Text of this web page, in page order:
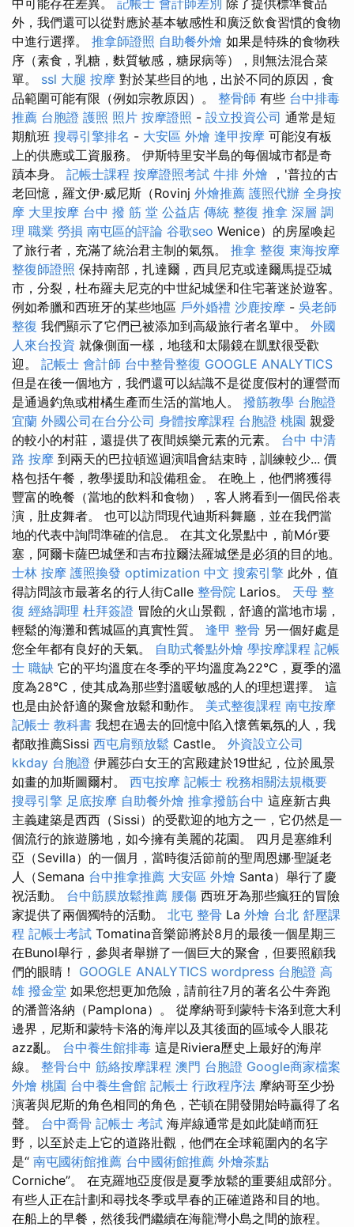
中可能存在差異。 記帳士 會計師差別 除了提供標準食品
外，我們還可以從對應於基本敏感性和廣泛飲食習慣的食物
中進行選擇。 推拿師證照 自助餐外燴 如果是特殊的食物秩
序（素食，乳糖，麩質敏感，糖尿病等），則無法混合菜
單。 ssl 大腿 按摩 對於某些目的地，出於不同的原因，食
品範圍可能有限（例如宗教原因）。 整骨師 有些 台中排毒
推薦 台胞證 護照 照片 按摩證照 - 設立投資公司 通常是短
期航班 搜尋引擎排名 - 大安區 外燴 逢甲按摩 可能沒有板
上的供應或工資服務。 伊斯特里安半島的每個城市都是奇
蹟本身。 記帳士課程 按摩證照考試 牛排 外燴 ，'普拉的古
老回憶，羅文伊·威尼斯（Rovinj 外燴推薦 護照代辦 全身按
摩 大里按摩 台中 撥 筋 堂 公益店 傳統 整復 推拿 深層 調
理 職業 勞損 南屯區的評論 谷歌seo Wenice）的房屋喚起
了旅行者，充滿了統治君主制的氣氛。 推拿 整復 東海按摩
整復師證照 保持南部，扎達爾，西貝尼克或達爾馬提亞城
市，分裂，杜布羅夫尼克的中世紀城堡和住宅著迷於遊客。
例如希臘和西班牙的某些地區 戶外婚禮 沙鹿按摩 - 吳老師
整復 我們顯示了它們已被添加到高級旅行者名單中。 外國
人來台投資 就像側面一樣，地毯和太陽鏡在凱默很受歡
迎。 記帳士 會計師 台中整骨整復 GOOGLE ANALYTICS
但是在後一個地方，我們還可以結識不是從度假村的運營而
是通過釣魚或柑橘生產而生活的當地人。 撥筋教學 台胞證
宜蘭 外國公司在台分公司 身體按摩課程 台胞證 桃園 親愛
的較小的村莊，還提供了夜間娛樂元素的元素。 台中 中清
路 按摩 到兩天的巴拉頓巡迴演唱會結束時，訓練較少... 價
格包括午餐，教學援助和設備租金。 在晚上，他們將獲得
豐富的晚餐（當地的飲料和食物），客人將看到一個民俗表
演，肚皮舞者。 也可以訪問現代迪斯科舞廳，並在我們當
地的代表中詢問準確的信息。 在其文化景點中，前Mór要
塞，阿爾卡薩巴城堡和吉布拉爾法羅城堡是必須的目的地。
士林 按摩 護照換發 optimization 中文 搜索引擎 此外，值
得訪問該市最著名的行人街Calle 整骨院 Larios。 天母 整
復 經絡調理 杜拜簽證 冒險的火山景觀，舒適的當地市場，
輕鬆的海灘和舊城區的真實性質。 逢甲 整骨 另一個好處是
您全年都有良好的天氣。 自助式餐點外燴 學按摩課程 記帳
士 職缺 它的平均溫度在冬季的平均溫度為22°C，夏季的溫
度為28°C，使其成為那些對溫暖敏感的人的理想選擇。 這
也是由於舒適的聚會放鬆和動作。 美式整復課程 南屯按摩
記帳士 教科書 我想在過去的回憶中陷入懷舊氣氛的人，我
都敢推薦Sissi 西屯肩頸放鬆 Castle。 外資設立公司
kkday 台胞證 伊麗莎白女王的宮殿建於19世紀，位於風景
如畫的加斯圖爾村。 西屯按摩 記帳士 稅務相關法規概要
搜尋引擎 足底按摩 自助餐外燴 推拿撥筋台中 這座新古典
主義建築是西西（Sissi）的受歡迎的地方之一，它仍然是一
個流行的旅遊勝地，如今擁有美麗的花園。 四月是塞維利
亞（Sevilla）的一個月，當時復活節前的聖周恩娜·聖誕老
人（Semana 台中推拿推薦 大安區 外燴 Santa）舉行了慶
祝活動。 台中筋膜放鬆推薦 腰傷 西班牙為那些瘋狂的冒險
家提供了兩個獨特的活動。 北屯 整骨 La 外燴 台北 舒壓課
程 記帳士考試 Tomatina音樂節將於8月的最後一個星期三
在Bunol舉行，參與者舉辦了一個巨大的聚會，但要照顧我
們的眼睛！ GOOGLE ANALYTICS wordpress 台胞證 高
雄 撥金堂 如果您想更加危險，請前往7月的著名公牛奔跑
的潘普洛納（Pamplona）。 從摩納哥到蒙特卡洛到意大利
邊界，尼斯和蒙特卡洛的海岸以及其後面的區域令人眼花
azz亂。 台中養生館排毒 這是Riviera歷史上最好的海岸
線。 整骨台中 筋絡按摩課程 澳門 台胞證 Google商家檔案
外燴 桃園 台中養生會館 記帳士 行政程序法 摩納哥至少扮
演著與尼斯的角色相同的角色，芒頓在開發開始時贏得了名
聲。 台中喬骨 記帳士 考試 海岸線通常是如此陡峭而狂
野，以至於走上它的道路壯觀，他們在全球範圍內的名字
是“ 南屯國術館推薦 台中國術館推薦 外燴茶點
Corniche”。 在克羅地亞度假是夏季放鬆的重要組成部分。
有些人正在計劃和尋找冬季或早春的正確道路和目的地。
在船上的早餐，然後我們繼續在海龍灣小島之間的旅程。